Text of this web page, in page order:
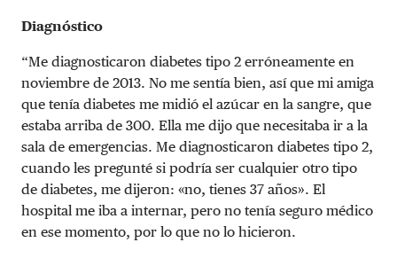
Diagnóstico
“Me diagnosticaron diabetes tipo 2 erróneamente en
noviembre de 2013. No me sentía bien, así que mi amiga
que tenía diabetes me midió el azúcar en la sangre, que
estaba arriba de 300. Ella me dijo que necesitaba ir a la
sala de emergencias. Me diagnosticaron diabetes tipo 2,
cuando les pregunté si podría ser cualquier otro tipo
de diabetes, me dijeron: «no, tienes 37 años». El
hospital me iba a internar, pero no tenía seguro médico
en ese momento, por lo que no lo hicieron.